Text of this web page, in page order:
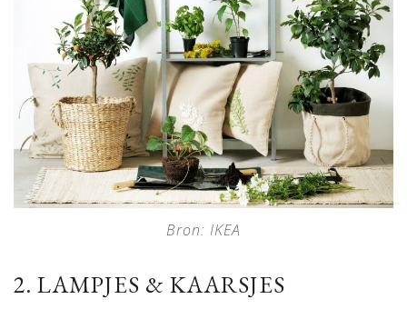
Bron: IKEA
2. LAMPJES & KAARSJES